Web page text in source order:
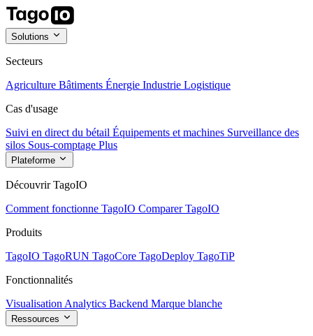
Solutions
Secteurs
Agriculture Bâtiments Énergie Industrie Logistique
Cas d'usage
Suivi en direct du bétail Équipements et machines Surveillance des
silos Sous-comptage Plus
Plateforme
Découvrir TagoIO
Comment fonctionne TagoIO Comparer TagoIO
Produits
TagoIO TagoRUN TagoCore TagoDeploy TagoTiP
Fonctionnalités
Visualisation Analytics Backend Marque blanche
Ressources